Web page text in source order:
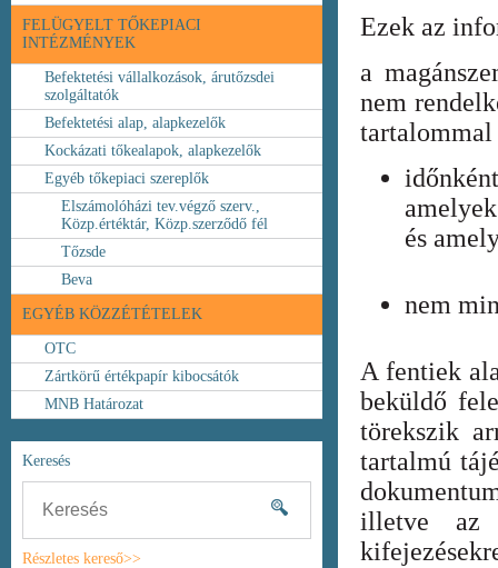
FELÜGYELT TŐKEPIACI
INTÉZMÉNYEK
Befektetési vállalkozások, árutőzsdei
szolgáltatók
Befektetési alap, alapkezelők
Kockázati tőkealapok, alapkezelők
Egyéb tőkepiaci szereplők
Elszámolóházi tev.végző szerv.,
Közp.értéktár, Közp.szerződő fél
Tőzsde
Beva
EGYÉB KÖZZÉTÉTELEK
OTC
Zártkörű értékpapír kibocsátók
MNB Határozat
Keresés
Részletes kereső>>
Ezek az
a
nem
és
nem
A fentiek
beküldő
törekszik
tartalmú
illetve az